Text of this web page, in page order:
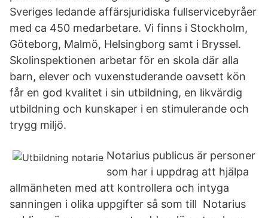
Sveriges ledande affärsjuridiska fullservicebyråer
med ca 450 medarbetare. Vi finns i Stockholm,
Göteborg, Malmö, Helsingborg samt i Bryssel.
Skolinspektionen arbetar för en skola där alla
barn, elever och vuxenstuderande oavsett kön
får en god kvalitet i sin utbildning, en likvärdig
utbildning och kunskaper i en stimulerande och
trygg miljö.
Notarius publicus är personer
som har i uppdrag att hjälpa
allmänheten med att kontrollera och intyga
sanningen i olika uppgifter så som till Notarius